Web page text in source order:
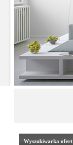
Wyszukiwarka ofert